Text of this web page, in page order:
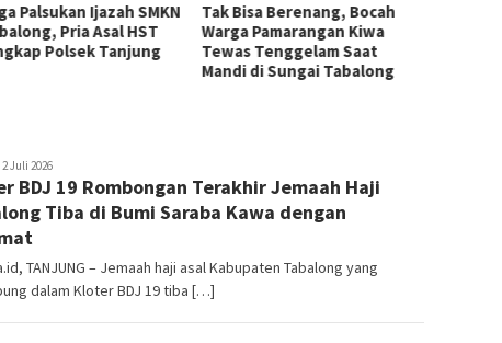
Berenang, Bocah
Pamarangan Kiwa
Tenggelam Saat
Ngamuk Bawa Parang, Pria
Diduga ODGJ di Pulau Ku’u
Tanta Diamankan Polres
Tabalong
sekata.id
2 Juli 2026
BDJ 19 Rombongan Terakhir Jemaah Haji
Tiba di Bumi Saraba Kawa dengan
TANJUNG – Jemaah haji asal Kabupaten Tabalong yang
dalam Kloter BDJ 19 tiba […]